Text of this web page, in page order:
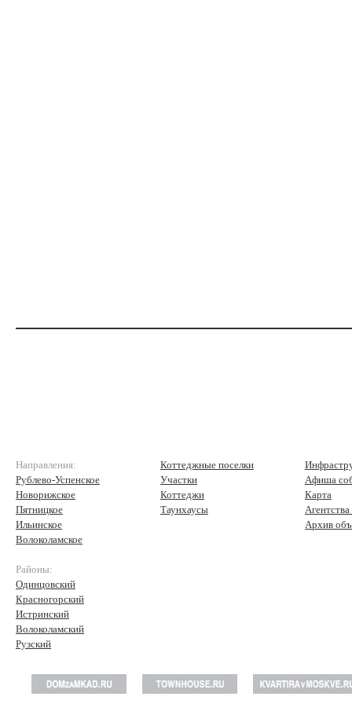
Направления:
Рублево-Успенское
Новорижское
Пятницкое
Ильинское
Волоколамское
Районы:
Одинцовский
Красногорский
Истринский
Волоколамский
Рузский
Коттеджные поселки
Участки
Коттеджи
Таунхаусы
Афиша
Карта
Архив